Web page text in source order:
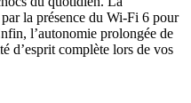
la présence du Wi-Fi 6 pour
l’autonomie prolongée de
d’esprit complète lors de vos